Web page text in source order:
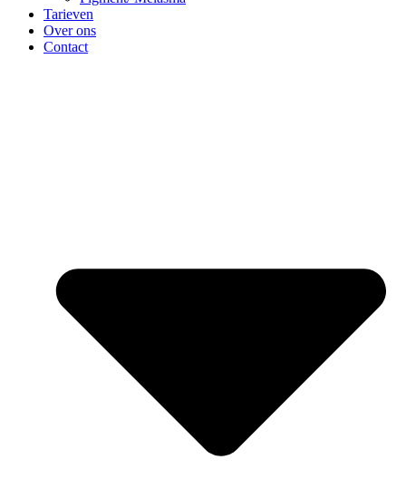
Tarieven
Over ons
Contact